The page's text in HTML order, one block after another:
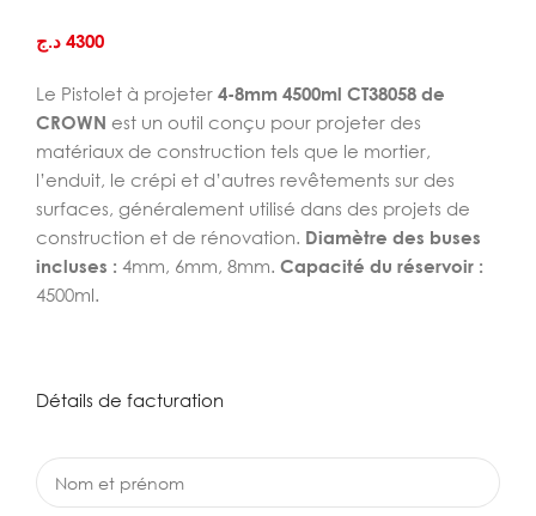
4300 د.ج
Le Pistolet à projeter 4-8mm 4500ml CT38058 de
CROWN est un outil conçu pour projeter des
matériaux de construction tels que le mortier,
l’enduit, le crépi et d’autres revêtements sur des
surfaces, généralement utilisé dans des projets de
construction et de rénovation. Diamètre des buses
incluses : 4mm, 6mm, 8mm. Capacité du réservoir :
4500ml.
Détails de facturation